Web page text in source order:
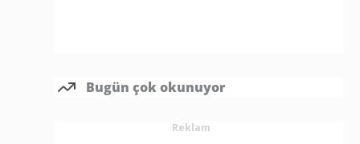
Bugün çok okunuyor
Reklam